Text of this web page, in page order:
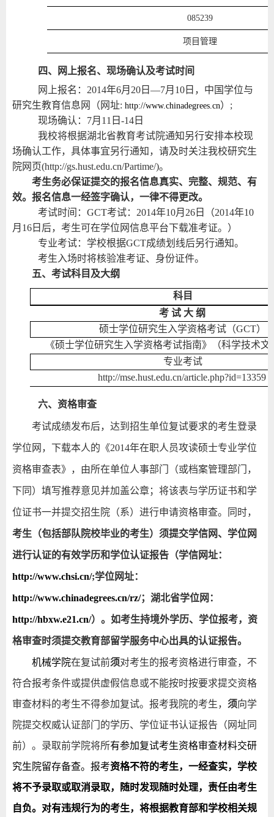
085239
项目管理
四、网上报名、现场确认及考试时间
网上报名： 2014年6月 20日 —7月 10日，中国学位与
研究生教育信息网（网址: http://www.chinadegrees.cn） ;
现场确认： 7月 11 日 -14日
我校将根据湖北省教育考试院通知另行安排本校现
场确认工作，具体事宜另行通知， 请及时关注我校研究生
院网页(http://gs.hust.edu.cn/Partime/)。
考生务必保证提交的报名信息真实、完整、规范、有
效。报名信息一经签字确认，一律不得更改。
考试时间： GCT考试： 2014年10月 26日（2014年10
月 16 日后，考生可在学位网信息平台下载准考证。）
专业考试：学校根据GCT成绩划线后另行通知。
考生入场时将核验准考证、身份证件。
五、考试科目及大纲
科目
考 试 大 纲
硕士学位研究生入学资格考试（GCT）
《硕士学位研究生入学资格考试指南》（科学技术文
专业考试
http://mse.hust.edu.cn/article.php?id=13359
六、资格审查
考试成绩发布后，达到招生单位复试要求的考生登录
学位网，下载本人的《2014年在职人员攻读硕士专业学位
资格审查表》，由所在单位人事部门（或档案管理部门，
下同）填写推荐意见并加盖公章；将该表与学历证书和学
位证书一并提交招生院（系）进行申请资格审查。同时，
考生（包括部队院校毕业的考生）须提交学信网、学位网
进行认证的有效学历和学位认证报告（学信网址：
http://www.chsi.cn/;学位网址：
http://www.chinadegrees.cn/rz/；湖北省学位网：
http://hbxw.e21.cn/）。如考生持境外学历、学位报考，资
格审查时须提交教育部留学服务中心出具的认证报告。
机械学院在复试前须对考生的报考资格进行审查，不
符合报考条件或提供虚假信息或不能按时按要求提交资格
审查材料的考生不得参加复试。报考我院的考生， 须向学
院提交权威认证部门的学历、学位证书认证报告（网址同
前）。录取前学院将所有参加复试考生资格审查材料交研
究生院留存备查。报考资格不符的考生，一经查实，学校
将不予录取或取消录取，随时发现随时处理，责任由考生
自负。对有违规行为的考生，将根据教育部和学校相关规